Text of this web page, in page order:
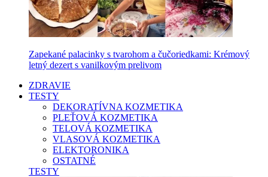
Zapekané palacinky s tvarohom a čučoriedkami: Krémový
letný dezert s vanilkovým prelivom
ZDRAVIE
TESTY
DEKORATÍVNA KOZMETIKA
PLEŤOVÁ KOZMETIKA
TELOVÁ KOZMETIKA
VLASOVÁ KOZMETIKA
ELEKTORONIKA
OSTATNÉ
TESTY